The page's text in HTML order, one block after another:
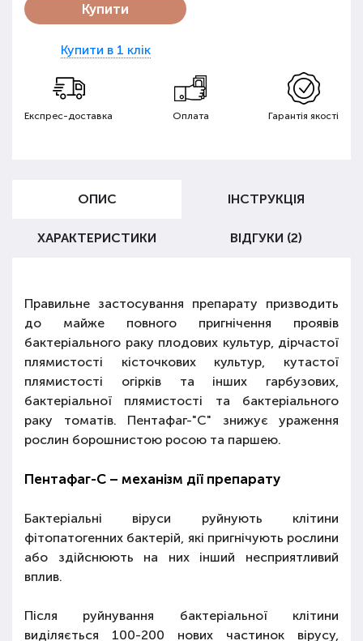
Купити
Купити в 1 клік
Експрес-доставка Оплата Гарантія якості
ОПИС ІНСТРУКЦІЯ
ХАРАКТЕРИСТИКИ ВІДГУКИ (2)
Правильне застосування препарату призводить
до майже повного пригнічення проявів
бактеріального раку плодових культур, дірчастої
плямистості кісточкових культур, кутастої
плямистості огірків та інших гарбузових,
бактеріальної плямистості та бактеріального
раку томатів. Пентафаг-"С" знижує ураження
рослин борошнистою росою та паршею.
Пентафаг-С – механізм дії препарату
Бактеріальні віруси руйнують клітини
фітопатогенних бактерій, які пригнічують рослини
або здійснюють на них інший несприятливий
вплив.
Після руйнування бактеріальної клітини
виділяється 100-200 нових частинок вірусу,